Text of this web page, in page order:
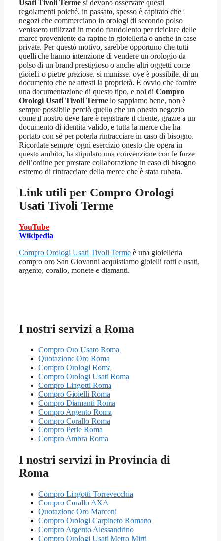
Usati Tivoli Terme si devono osservare questi
regolamenti poiché, in passato, spesso è capitato che i
negozi che commerciano in orologi di secondo polso
venissero utilizzati in modo fraudolento per riciclare delle
marce proveniente da rapine in gioielleria o anche in case
private. Per questo motivo, sarebbe opportuno che tutti
quelli che hanno intenzione di vendere un orologio da
polso di un brand prestigioso o anche altri oggetti come
gioielli o pietre preziose, si munisse, ove è possibile, di un
documento che ne attesti la proprietà. È ovvio che fornire
una documentazione di questo tipo, e noi di Compro
Orologi Usati Tivoli Terme lo sappiamo bene, non è
sempre possibile perciò quello che un onesto negozio
come il nostro deve fare è registrare il cliente, grazie a un
documento di identità valido, e tutta la merce che ha
portato con sé per poterla rintracciare in caso di bisogno.
Ricordate sempre, ogni esercizio onesto che opera in
questo ambito, ha stipulato una convenzione con le forze
dell’ordine per prestare collaborazione in caso di bisogno
estremo di rintracciare della merce che è stata rubata.
Link utili per Compro Orologi
Usati Tivoli Terme
YouTube
Wikipedia
Compro Orologi Usati Tivoli Terme è una gioielleria
compro oro San Giovanni acquistiamo gioielli rotti e usati,
argento, corallo, monete e diamanti.
I nostri servizi a Roma
Compro Oro Usato Roma
Quotazione Oro Roma
Compro Orologi Roma
Compro Orologi Usati Roma
Compro Lingotti Roma
Compro Gioielli Roma
Compro Diamanti Roma
Compro Argento Roma
Compro Corallo Roma
Compro Perle Roma
Compro Ambra Roma
I nostri servizi in Provincia di
Roma
Compro Lingotti Torrevecchia
Compro Corallo AXA
Quotazione Oro Marconi
Compro Orologi Carpineto Romano
Compro Argento Alessandrino
Compro Orologi Usati Metro Mirti